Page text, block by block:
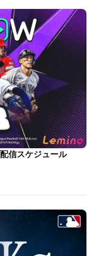
信スケジュール